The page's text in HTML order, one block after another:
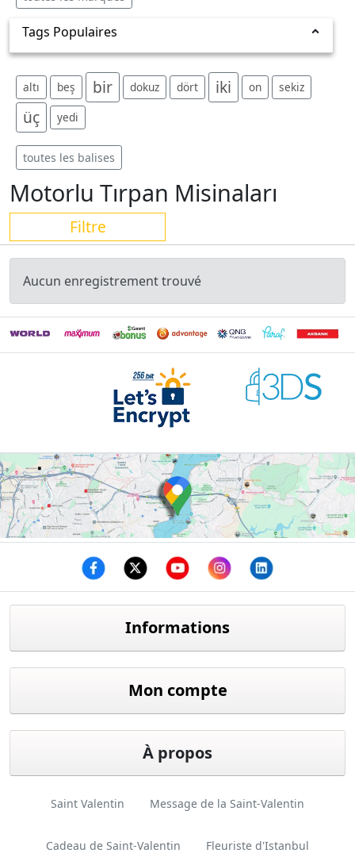
Tags Populaires
altı beş bir dokuz dört iki on sekiz
üç yedi
toutes les balises
Motorlu Tırpan Misinaları
Filtre
Aucun enregistrement trouvé
Informations
Mon compte
À propos
Saint Valentin Message de la Saint-Valentin
Cadeau de Saint-Valentin Fleuriste d'Istanbul